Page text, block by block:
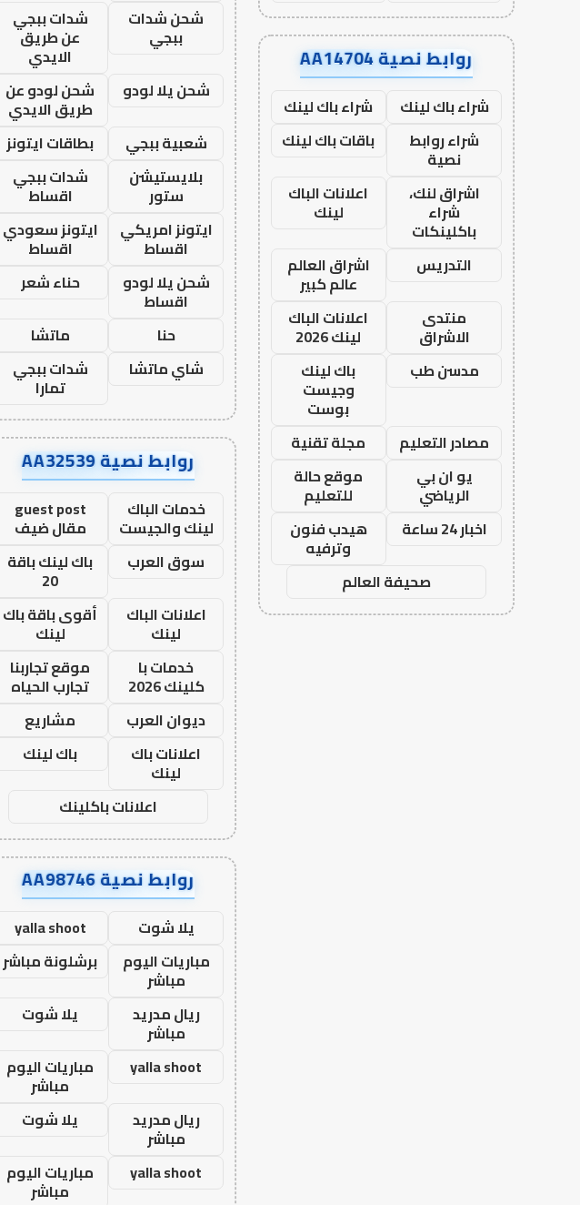
روابط نصية AA14704
شراء باك لينك
شراء باك لينك
شراء روابط
نصية
باقات باك لينك
اشراق لنك،
شراء
باكلينكات
اعلانات الباك
لينك
التدريس
اشراق العالم
عالم كبير
منتدى
الاشراق
اعلانات الباك
لينك 2026
مدسن طب
باك لينك
وجيست
بوست
مصادر التعليم
مجلة تقنية
يو ان بي
الرياضي
موقع حالة
للتعليم
اخبار 24 ساعة
هيدب فنون
وترفيه
صحيفة العالم
شحن شدات
ببجي
شدات ببجي
عن طريق
الايدي
شحن يلا لودو
شحن لودو عن
طريق الايدي
شعبية ببجي
بطاقات ايتونز
بلايستيشن
ستور
شدات ببجي
اقساط
ايتونز امريكي
اقساط
ايتونز سعودي
اقساط
شحن يلا لودو
اقساط
حناء شعر
حنا
ماتشا
شاي ماتشا
شدات ببجي
تمارا
روابط نصية AA32539
خدمات الباك
لينك والجيست
guest post
مقال ضيف
سوق العرب
باك لينك باقة
20
اعلانات الباك
لينك
أقوى باقة باك
لينك
خدمات با
كلينك 2026
موقع تجاربنا
تجارب الحياه
ديوان العرب
مشاريع
اعلانات باك
لينك
باك لينك
اعلانات باكلينك
روابط نصية AA98746
يلا شوت
yalla shoot
مباريات اليوم
مباشر
برشلونة مباشر
ريال مدريد
مباشر
يلا شوت
yalla shoot
مباريات اليوم
مباشر
ريال مدريد
مباشر
يلا شوت
yalla shoot
مباريات اليوم
مباشر